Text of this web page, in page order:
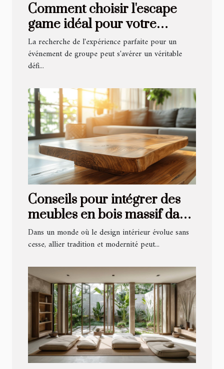
Comment choisir l'escape
game idéal pour votre
prochain événement de
groupe
La recherche de l'expérience parfaite pour un
événement de groupe peut s'avérer un véritable
défi...
Conseils pour intégrer des
meubles en bois massif dans
un intérieur moderne
Dans un monde où le design intérieur évolue sans
cesse, allier tradition et modernité peut...